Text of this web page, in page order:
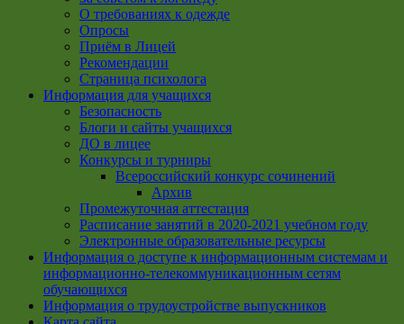
О требованиях к одежде
Опросы
Приём в Лицей
Рекомендации
Страница психолога
Информация для учащихся
Безопасность
Блоги и сайты учащихся
ДО в лицее
Конкурсы и турниры
Всероссийский конкурс сочинений
Архив
Промежуточная аттестация
Расписание занятий в 2020-2021 учебном году
Электронные образовательные ресурсы
Информация о доступе к информационным системам и
информационно-телекоммуникационным сетям
обучающихся
Информация о трудоустройстве выпускников